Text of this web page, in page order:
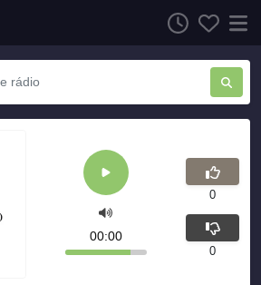
00:00
0
0